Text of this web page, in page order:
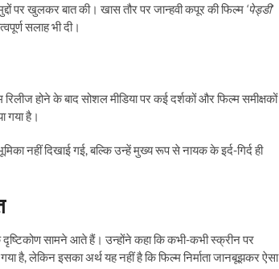
पर खुलकर बात की। खास तौर पर जान्हवी कपूर की फिल्म ‘पेड्डी’
सलाह भी दी।
होने के बाद सोशल मीडिया पर कई दर्शकों और फिल्म समीक्षकों
गया है।
नहीं दिखाई गई, बल्कि उन्हें मुख्य रूप से नायक के इर्द-गिर्द ही
सामने आते हैं। उन्होंने कहा कि कभी-कभी स्क्रीन पर
है, लेकिन इसका अर्थ यह नहीं है कि फिल्म निर्माता जानबूझकर ऐसा